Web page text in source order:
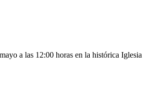
a las 12:00 horas en la histórica Iglesia